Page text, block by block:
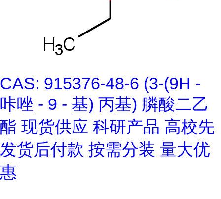
CAS: 915376-48-6 (3-(9H -
咔唑 - 9 - 基) 丙基) 膦酸二乙
酯 现货供应 科研产品 高校先
发货后付款 按需分装 量大优
惠